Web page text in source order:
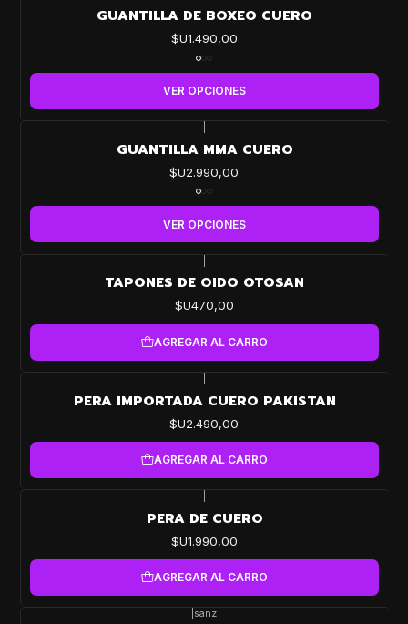
GUANTILLA DE BOXEO CUERO
$U1.490,00
VER OPCIONES
GUANTILLA MMA CUERO
$U2.990,00
VER OPCIONES
TAPONES DE OIDO OTOSAN
$U470,00
AGREGAR AL CARRO
PERA IMPORTADA CUERO PAKISTAN
$U2.490,00
AGREGAR AL CARRO
PERA DE CUERO
$U1.990,00
AGREGAR AL CARRO
sanz